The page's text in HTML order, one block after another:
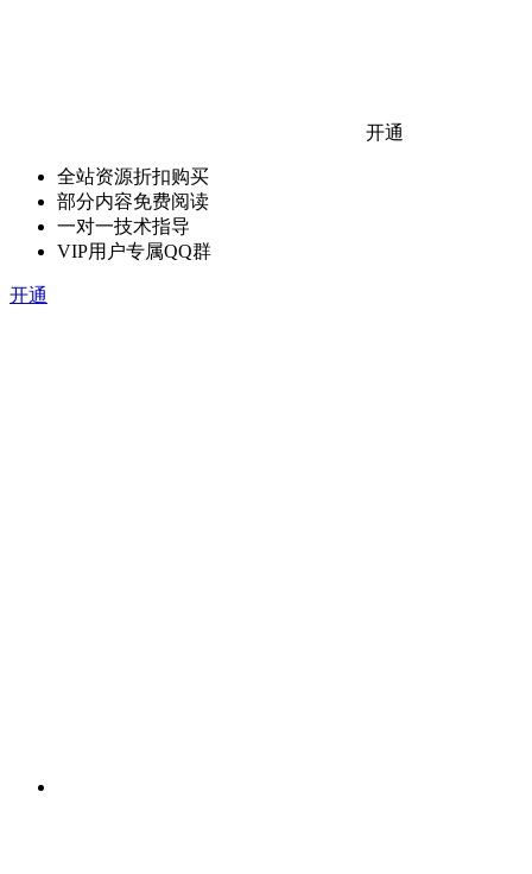
开通
全站资源折扣购买
部分内容免费阅读
一对一技术指导
VIP用户专属QQ群
开通